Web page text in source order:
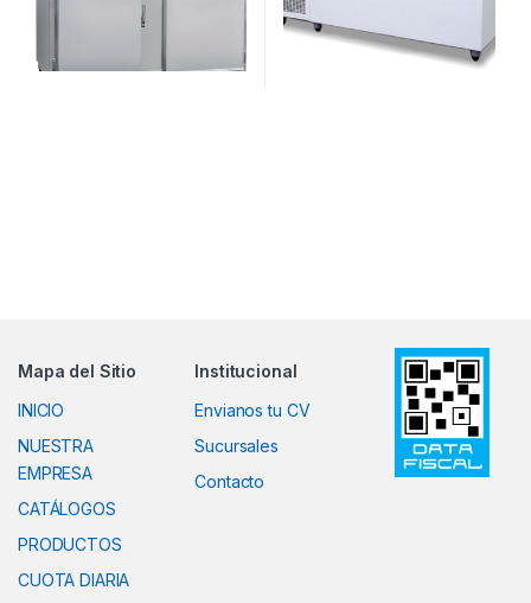
Mapa del Sitio
INICIO
NUESTRA
EMPRESA
CATÁLOGOS
PRODUCTOS
CUOTA DIARIA
Institucional
Envianos tu CV
Sucursales
Contacto